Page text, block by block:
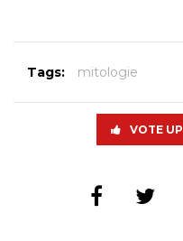
Tags: mitologie
VOTE UP